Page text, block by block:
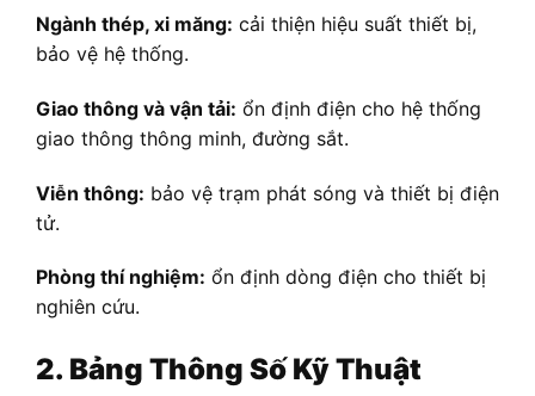
Ngành thép, xi măng: cải thiện hiệu suất thiết bị,
bảo vệ hệ thống.
Giao thông và vận tải: ổn định điện cho hệ thống
giao thông thông minh, đường sắt.
Viễn thông: bảo vệ trạm phát sóng và thiết bị điện
tử.
Phòng thí nghiệm: ổn định dòng điện cho thiết bị
nghiên cứu.
2. Bảng Thông Số Kỹ Thuật